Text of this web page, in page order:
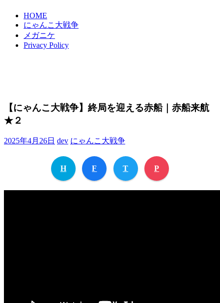
HOME
にゃんこ大戦争
メガニケ
Privacy Policy
【にゃんこ大戦争】終局を迎える赤船｜赤船来航
★２
2025年4月26日 dev にゃんこ大戦争
H F T P